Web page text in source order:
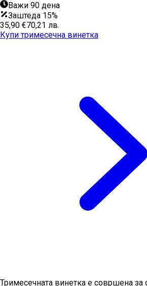
Важи 90 дена
Заштеда 15%
35,90 €70,21 лв.
Купи тримесечна винетка
Тримесечната винетка е совршена за